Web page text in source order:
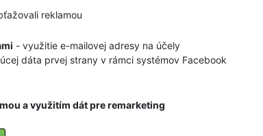
reklamou
- využitie e-mailovej adresy na účely
dáta prvej strany v rámci systémov Facebook
a využitím dát pre remarketing
Rozltáčanie turistickej obuvi
Požičovňa detských lyží a lyžiarok
Požičovňa Skialpovej výstroje